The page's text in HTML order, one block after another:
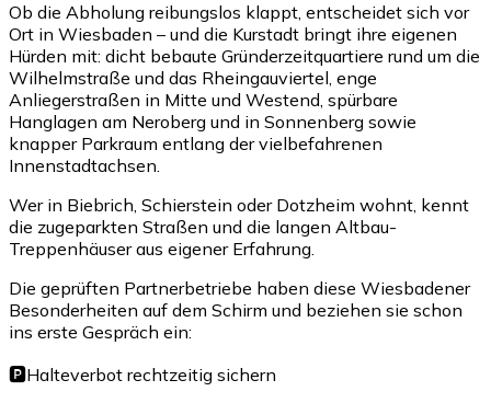
Ob die Abholung reibungslos klappt, entscheidet sich vor
Ort in Wiesbaden – und die Kurstadt bringt ihre eigenen
Hürden mit: dicht bebaute Gründerzeitquartiere rund um die
Wilhelmstraße und das Rheingauviertel, enge
Anliegerstraßen in Mitte und Westend, spürbare
Hanglagen am Neroberg und in Sonnenberg sowie
knapper Parkraum entlang der vielbefahrenen
Innenstadtachsen.
Wer in Biebrich, Schierstein oder Dotzheim wohnt, kennt
die zugeparkten Straßen und die langen Altbau-
Treppenhäuser aus eigener Erfahrung.
Die geprüften Partnerbetriebe haben diese Wiesbadener
Besonderheiten auf dem Schirm und beziehen sie schon
ins erste Gespräch ein:
🅿️Halteverbot rechtzeitig sichern